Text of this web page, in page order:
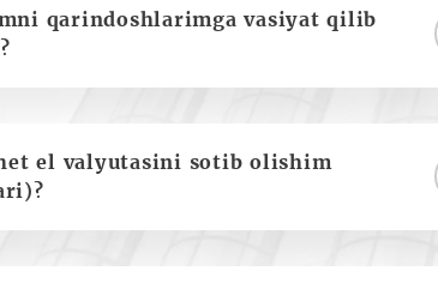
qarindoshlarimga vasiyat qilib
el valyutasini sotib olishim